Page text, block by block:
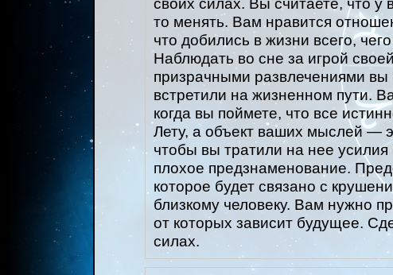
своих силах. Вы считаете, что у
то менять. Вам нравится
что добились в жизни всего,
Наблюдать во сне за игрой
призрачными развлечениями вы
встретили на жизненном пути.
когда вы поймете, что все
Лету, а объект ваших мыслей —
чтобы вы тратили на нее
плохое предзнаменование.
которое будет связано с
близкому человеку. Вам нужно
от которых зависит будущее.
силах.